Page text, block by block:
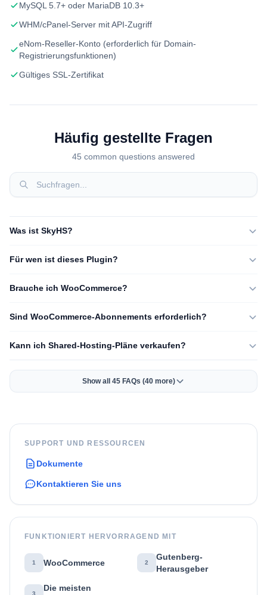
MySQL 5.7+ oder MariaDB 10.3+
WHM/cPanel-Server mit API-Zugriff
eNom-Reseller-Konto (erforderlich für Domain-
Registrierungsfunktionen)
Gültiges SSL-Zertifikat
Häufig gestellte Fragen
45 common questions answered
Was ist SkyHS?
Für wen ist dieses Plugin?
Brauche ich WooCommerce?
Sind WooCommerce-Abonnements erforderlich?
Kann ich Shared-Hosting-Pläne verkaufen?
Show all 45 FAQs (40 more)
SUPPORT UND RESSOURCEN
Dokumente
Kontaktieren Sie uns
FUNKTIONIERT HERVORRAGEND MIT
1 WooCommerce 2
Gutenberg-
Herausgeber
3
Die meisten